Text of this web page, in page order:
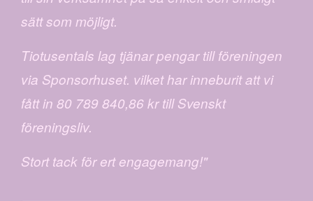
sätt som möjligt.
Tiotusentals lag tjänar pengar till föreningen
via Sponsorhuset. vilket har inneburit att vi
fått in 80 789 840,86 kr till Svenskt
föreningsliv.
Stort tack för ert engagemang!"